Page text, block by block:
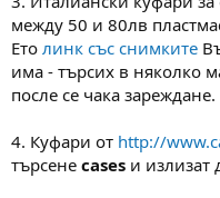
между 50 и 80лв
Ето линк със снимките
има - търсих в няколко
после се чака зареждане.
4. Куфари от http://
търсене cases и излизат